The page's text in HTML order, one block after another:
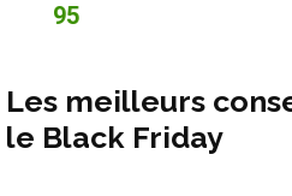
CHF 899.95
Les meilleurs
le Black Friday